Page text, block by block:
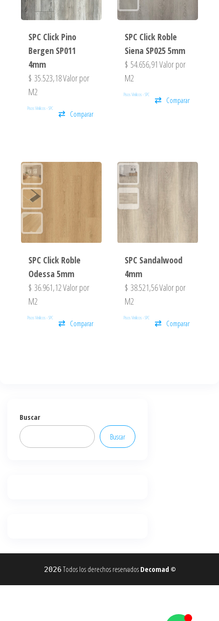
SPC Click Pino
Bergen SP011
4mm
$ 35.523,18Valor por
M2
Pisos Vinilicos - SPC
Comparar
SPC Click Roble
Siena SP025 5mm
$ 54.656,91 Valor por
M2
Pisos Vinilicos - SPC
Comparar
SPC Click Roble
Odessa 5mm
$ 36.961,12Valor por
M2
Pisos Vinilicos - SPC
Comparar
SPC Sandalwood
4mm
$ 38.521,56Valor por
M2
Pisos Vinilicos - SPC
Comparar
Buscar
Buscar
2026 Todos los derechos reservados Decomad ©